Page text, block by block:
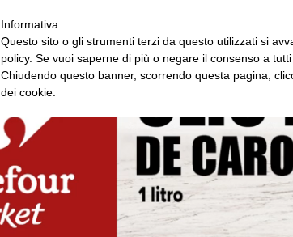
Informativa
Questo sito o gli strumenti terzi da questo utilizzati si
policy. Se vuoi saperne di più o negare il consenso a
Chiudendo questo banner, scorrendo questa pagina,
dei cookie.